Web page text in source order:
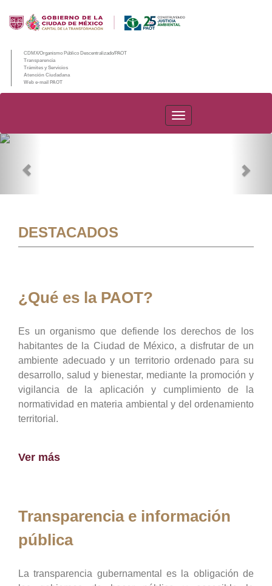
CDMX/Organismo Público Descentralizado/PAOT
Transparencia
Trámites y Servicios
Atención Ciudadana
Web e-mail PAOT
PAOT
DESTACADOS
¿Qué es la PAOT?
Es un organismo que defiende los derechos de los
habitantes de la Ciudad de México, a disfrutar de un
ambiente adecuado y un territorio ordenado para su
desarrollo, salud y bienestar, mediante la promoción y
vigilancia de la aplicación y cumplimiento de la
normatividad en materia ambiental y del ordenamiento
territorial.
Ver más
Transparencia e información
pública
La transparencia gubernamental es la obligación de